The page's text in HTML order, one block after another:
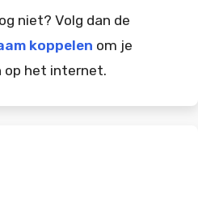
niet? Volg dan de
koppelen om je
op het internet.